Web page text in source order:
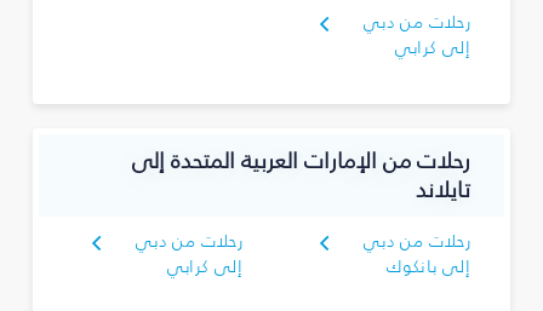
رحلات من دبي
إلى كرابي
رحلات من الإمارات العربية المتحدة إلى
تايلاند
رحلات من دبي
إلى بانكوك
رحلات من دبي
إلى كرابي